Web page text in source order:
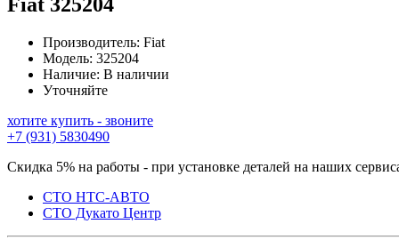
Производитель: Fiat
Модель: 325204
Наличие: В наличии
Уточняйте
хотите купить - звоните
+7 (931) 5830490
Скидка 5% на работы - при установке деталей на наших
СТО НТС-АВТО
СТО Дукато Центр